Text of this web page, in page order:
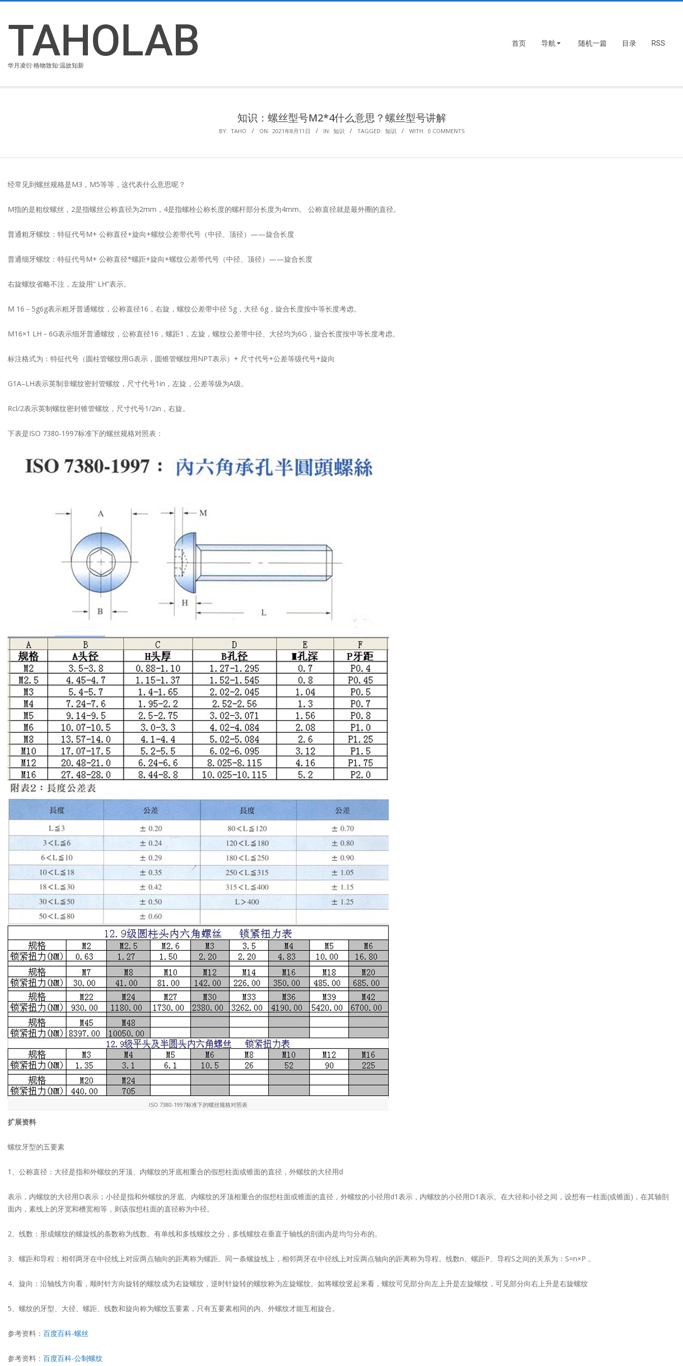
content
TAHOLAB
华月凌衍·格物致知·温故知新
首页 导航 随机一篇 目录 RSS
知识：螺丝型号M2*4什么意思？螺丝型号讲解
BY: TAHO ON: 2021年8月11日 IN: 知识 TAGGED: 知识 WITH: 0 COMMENTS
经常见到螺丝规格是M3，M5等等，这代表什么意思呢？
M指的是粗纹螺丝，2是指螺丝公称直径为2mm，4是指螺栓公称长度的螺杆部分长度为4mm。 公称直径就是最外圈的直径。
普通粗牙螺纹：特征代号M+ 公称直径+旋向+螺纹公差带代号（中径、顶径）——旋合长度
普通细牙螺纹：特征代号M+ 公称直径*螺距+旋向+螺纹公差带代号（中径、顶径）——旋合长度
右旋螺纹省略不注，左旋用“ LH”表示。
M 16－5g6g表示粗牙普通螺纹，公称直径16，右旋，螺纹公差带中径 5g，大径 6g，旋合长度按中等长度考虑。
M16×1 LH－6G表示细牙普通螺纹，公称直径16，螺距1，左旋，螺纹公差带中径、大径均为6G，旋合长度按中等长度考虑。
标注格式为：特征代号（圆柱管螺纹用G表示，圆锥管螺纹用NPT表示）+ 尺寸代号+公差等级代号+旋向
G1A–LH表示英制非螺纹密封管螺纹，尺寸代号1in，左旋，公差等级为A级。
Rcl/2表示英制螺纹密封锥管螺纹，尺寸代号1/2in，右旋。
下表是ISO 7380-1997标准下的螺丝规格对照表：
ISO 7380-1997标准下的螺丝规格对照表
扩展资料
螺纹牙型的五要素
1、公称直径：大径是指和外螺纹的牙顶、内螺纹的牙底相重合的假想柱面或锥面的直径，外螺纹的大径用d
表示，内螺纹的大径用D表示；小径是指和外螺纹的牙底、内螺纹的牙顶相重合的假想柱面或锥面的直径，外螺纹的小径用d1表示，内螺纹的小径用D1表示。在大径和小径之间，设想有一柱面(或锥面)，在其轴剖
面内，素线上的牙宽和槽宽相等，则该假想柱面的直径称为中径。
2、线数：形成螺纹的螺旋线的条数称为线数。有单线和多线螺纹之分，多线螺纹在垂直于轴线的剖面内是均匀分布的。
3、螺距和导程：相邻两牙在中径线上对应两点轴向的距离称为螺距。同一条螺旋线上，相邻两牙在中径线上对应两点轴向的距离称为导程。线数n、螺距P、导程S之间的关系为：S=n×P 。
4、旋向：沿轴线方向看，顺时针方向旋转的螺纹成为右旋螺纹，逆时针旋转的螺纹称为左旋螺纹。如将螺纹竖起来看，螺纹可见部分向左上升是左旋螺纹，可见部分向右上升是右旋螺纹
5、螺纹的牙型、大径、螺距、线数和旋向称为螺纹五要素，只有五要素相同的内、外螺纹才能互相旋合。
参考资料： 百度百科-螺丝
参考资料： 百度百科-公制螺纹